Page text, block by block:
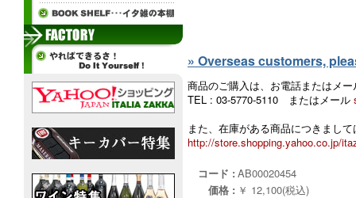
» Overseas customers,
商品のご購入は、お電話またはメ
TEL : 03-5770-5110 またはメール
また、在庫がある商品につきまし
http://store.shopping.yahoo.co.jp/
コード : AB00020454
価格 : ￥ 12,100(税込)